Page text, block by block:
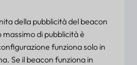
della pubblicità del beacon
di pubblicità è
funziona solo in
Se il beacon funziona in